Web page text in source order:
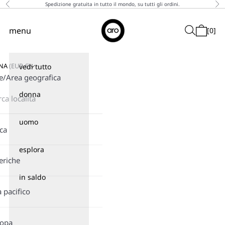
↵Skip to content
↵Skip to menu
↵Skip to footer
↵Open Accessibility Widget
Vai al contenuto
Precedente Spedizione gratuita in tutto il mondo, su tutti gli ordini.
Aro
Menù
menu Cerca
Carrello
[0]
vedi tutto
donna
uomo
esplora
in saldo
(EUR€)
Area geografica
pacifico